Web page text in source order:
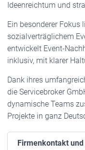
Ideenreichtum und
Ein besonderer
sozialverträglichem
entwickelt Event-
inklusiv, mit klarer
Dank ihres
die Servicebroker
dynamische Teams
Projekte in ganz
Firmenkontakt